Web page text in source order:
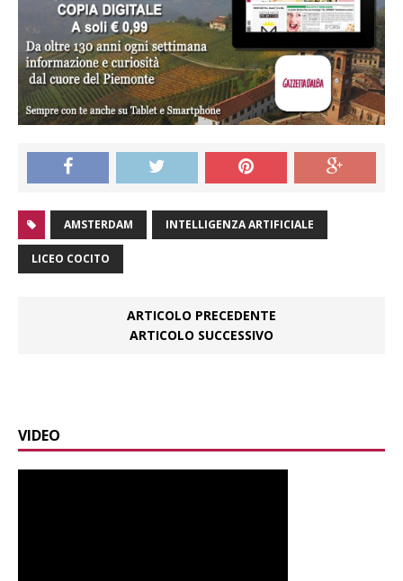
AMSTERDAM INTELLIGENZA ARTIFICIALE
LICEO COCITO
ARTICOLO PRECEDENTE
ARTICOLO SUCCESSIVO
VIDEO